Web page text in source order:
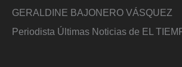
GERALDINE BAJONERO VÁSQUEZ
Periodista Últimas Noticias de EL